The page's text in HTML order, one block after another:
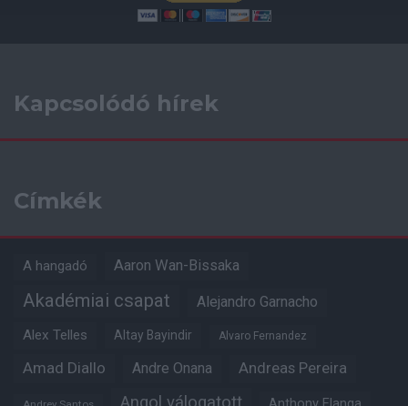
Kapcsolódó hírek
Címkék
A hangadó Aaron Wan-Bissaka
Akadémiai csapat Alejandro Garnacho
Alex Telles Altay Bayindir Alvaro Fernandez
Amad Diallo Andre Onana Andreas Pereira